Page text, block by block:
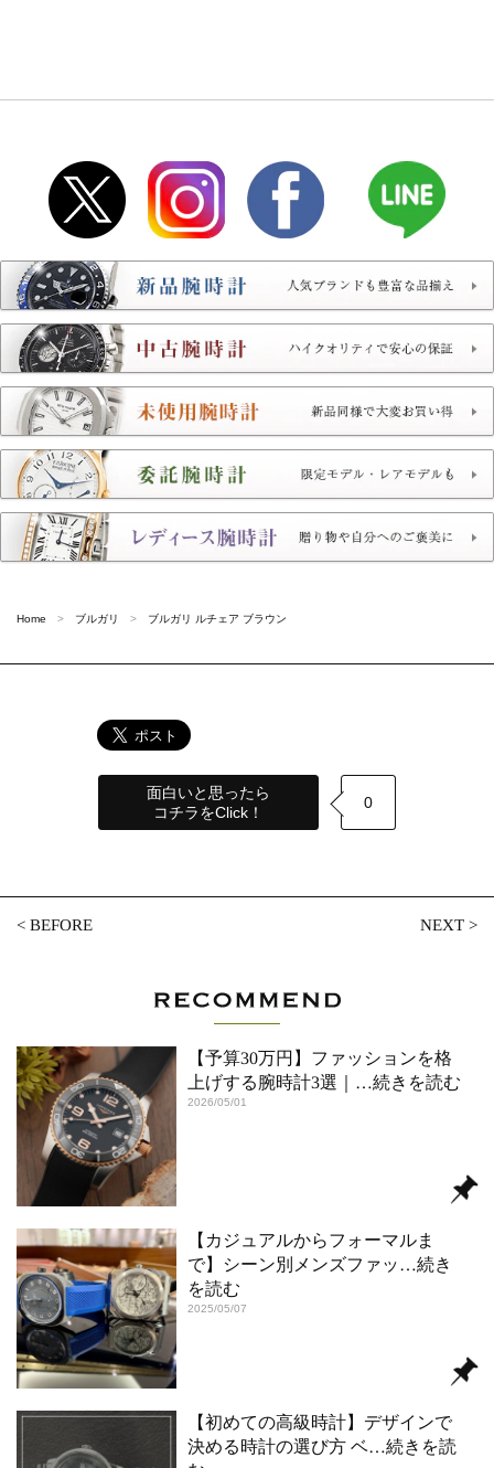
Home ブルガリ ブルガリ ルチェア ブラウン
面白いと思ったら
コチラをClick！
0
<BEFORE NEXT>
【予算30万円】ファッションを格
上げする腕時計3選｜ …続きを読む
2026/05/01
【カジュアルからフォーマルま
で】シーン別メンズファッ …続き
を読む
2025/05/07
【初めての高級時計】デザインで
決める時計の選び方 ベ…続きを読